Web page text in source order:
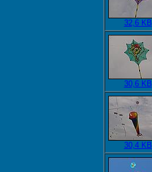
32,6 KB
30,6 KB
30,4 KB